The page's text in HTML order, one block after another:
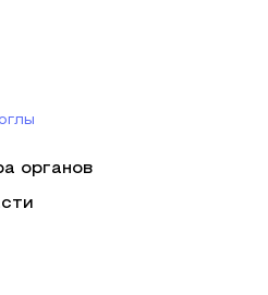
органов